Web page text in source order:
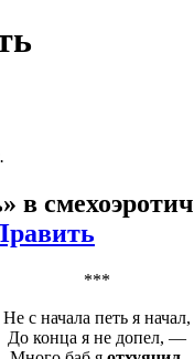
» в
***
Не с начала петь я начал,
До конца я не допел, —